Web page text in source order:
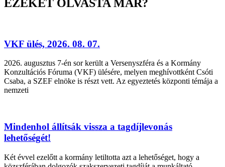
EZEKET OLVASTA MÁR?
VKF ülés, 2026. 08. 07.
2026. augusztus 7-én sor került a Versenyszféra és a Kormány
Konzultációs Fóruma (VKF) ülésére, melyen meghívottként Csóti
Csaba, a SZEF elnöke is részt vett. Az egyeztetés központi témája a
nemzeti
Mindenhol állítsák vissza a tagdíjlevonás
lehetőségét!
Két évvel ezelőtt a kormány letiltotta azt a lehetőséget, hogy a